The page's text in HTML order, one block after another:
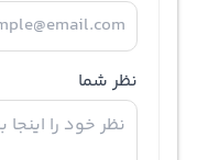
نظر شما